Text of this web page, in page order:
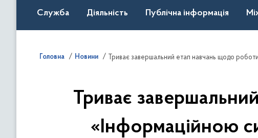
Служба Діяльність Публічна інформація
Головна Новини
Триває
«Інформаційною